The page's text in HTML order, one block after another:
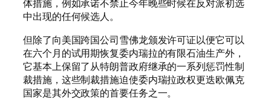
体措施，例如承诺不禁止今年晚些时候在反对派初选
中出现的任何候选人。
但除了向美国跨国公司雪佛龙颁发许可证以便它可以
在六个月的试用期恢复委内瑞拉的有限石油生产外，
它基本上保留了从特朗普政府继承的一系列惩罚性制
裁措施，这些制裁措施迫使委内瑞拉政权更迭欧佩克
国家是其外交政策的首要任务之一。